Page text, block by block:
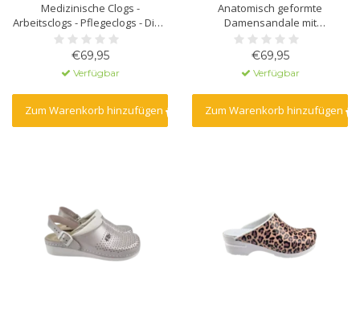
Medizinische Clogs -
Arbeitsclogs - Pflegeclogs - Dina
Clogs - Blau mit
Gänseblümchen
€69,95
Verfügbar
Zum Warenkorb hinzufügen
Anatomisch geformte
Damensandale mit
Massagegel. Gefertigt aus
Naturleder mit
Polyurethansohle.
€69,95
Verfügbar
Zum Warenkorb hinzufügen